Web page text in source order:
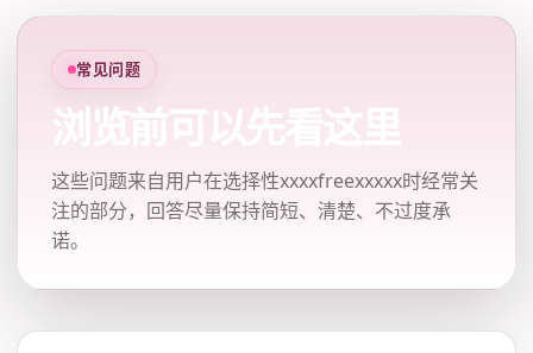
常见问题
浏览前可以先看这里
这些问题来自用户在选择性xxxxfreexxxxx时经常关
注的部分，回答尽量保持简短、清楚、不过度承
诺。